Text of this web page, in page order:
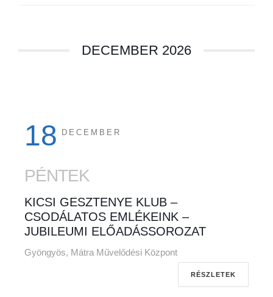
DECEMBER 2026
18 DECEMBER
PÉNTEK
KICSI GESZTENYE KLUB –
CSODÁLATOS EMLÉKEINK –
JUBILEUMI ELŐADÁSSOROZAT
Gyöngyös, Mátra Művelődési Központ
RÉSZLETEK